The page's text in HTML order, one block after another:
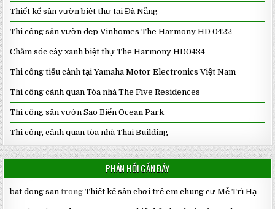
Thiết kế sân vườn biệt thự tại Đà Nẵng
Thi công sân vườn đẹp Vinhomes The Harmony HD 0422
Chăm sóc cây xanh biệt thự The Harmony HD0434
Thi công tiểu cảnh tại Yamaha Motor Electronics Việt Nam
Thi công cảnh quan Tòa nhà The Five Residences
Thi công sân vườn Sao Biển Ocean Park
Thi công cảnh quan tòa nhà Thai Building
PHẢN HỒI GẦN ĐÂY
bat dong san trongThiết kế sân chơi trẻ em chung cư Mễ Trì Hạ